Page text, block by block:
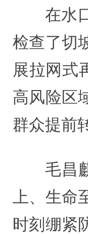
在水
检查了切
展拉网式
高风险区
群众提前
毛昌
上、生
时刻绷紧